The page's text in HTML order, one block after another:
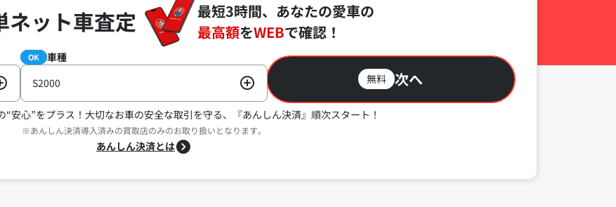
ネット車査定
最短3時間、あなたの愛車の
最高額をWEBで確認！
必須 車種
OK
S2000 無料 次へ
安心”をプラス！ 大切なお車の安全な取引を守る、『あんしん決済』順次スタート！
※あんしん決済導入済みの買取店のみのお取り扱いとなります。
あんしん決済とは